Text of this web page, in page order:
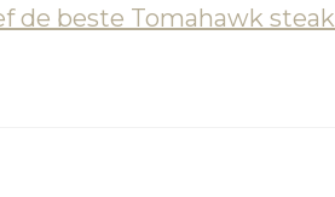
de beste Tomahawk